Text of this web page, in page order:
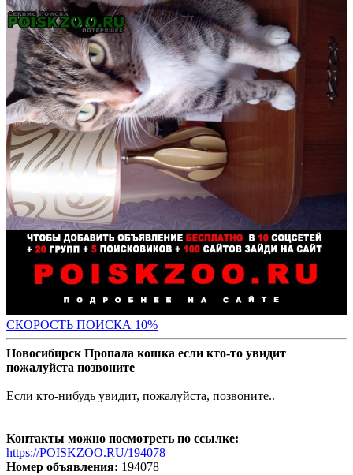
СКОРОСТЬ ПОИСКА 10%
Новосибирск Пропала кошка если кто-то увидит
пожалуйста позвоните
Если кто-нибудь увидит, пожалуйста, позвоните..
Контакты можно посмотреть по ссылке:
https://POISKZOO.RU/194078
Номер объявления: 194078